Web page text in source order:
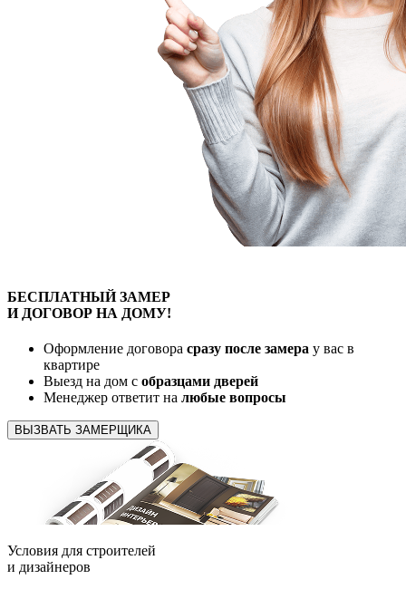
БЕСПЛАТНЫЙЗАМЕР
И ДОГОВОР НА ДОМУ!
Оформление договора сразу после замера у вас в
квартире
Выезд на дом с образцами дверей
Менеджер ответит на любые вопросы
ВЫЗВАТЬ ЗАМЕРЩИКА
Условия для строителей
и дизайнеров